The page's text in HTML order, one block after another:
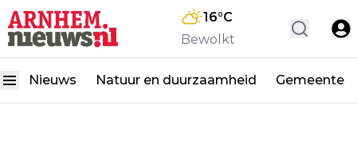
16°C
Bewolkt
Nieuws Natuur en duurzaamheid Gemeente